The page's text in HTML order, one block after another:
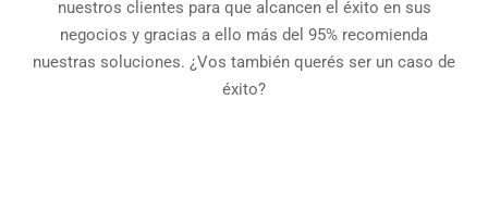
nuestros clientes para que alcancen el éxito en sus
negocios y gracias a ello más del 95% recomienda
nuestras soluciones. ¿Vos también querés ser un caso de
éxito?